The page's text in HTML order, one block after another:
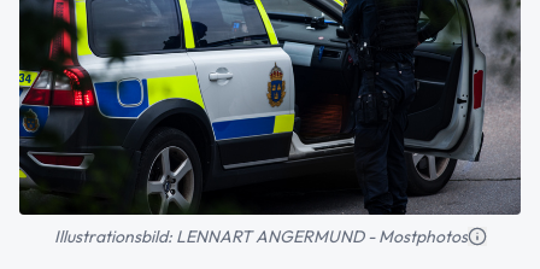
Illustrationsbild: LENNART ANGERMUND - Mostphotos